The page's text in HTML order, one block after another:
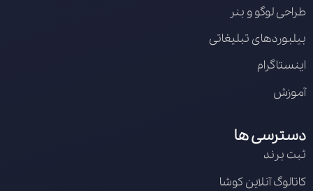
طراحی لوگو و بنر
بیلبوردهای تبلیغاتی
اینستاگرام
آموزش
دسترسی ها
ثبت برند
کاتالوگ آنلاین کوشا